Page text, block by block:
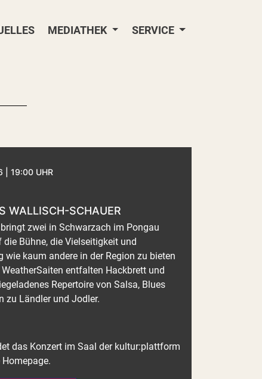
MEDIATHEK SERVICE
| 19:00 UHR
WALLISCH-SCHAUER
zwei in Schwarzach im Pongau
Bühne, die Vielseitigkeit und
kaum andere in der Region zu bieten
entfalten Hackbrett und
Repertoire von Salsa, Blues
zu Ländler und Jodler.
das Konzert im Saal der kultur:plattform